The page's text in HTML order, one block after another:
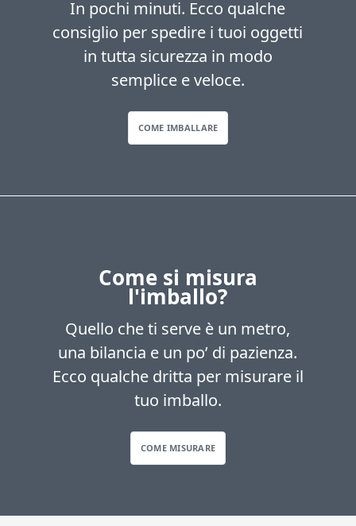
In pochi minuti. Ecco qualche
consiglio per spedire i tuoi oggetti
in tutta sicurezza in modo
semplice e veloce.
COME IMBALLARE
Come si misura
l'imballo?
Quello che ti serve è un metro,
una bilancia e un po’ di pazienza.
Ecco qualche dritta per misurare il
tuo imballo.
COME MISURARE